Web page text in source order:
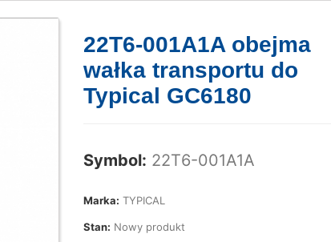
22T6-001A1A obejma
wałka transportu do
Typical GC6180
Symbol: 22T6-001A1A
Marka: TYPICAL
Stan: Nowy produkt